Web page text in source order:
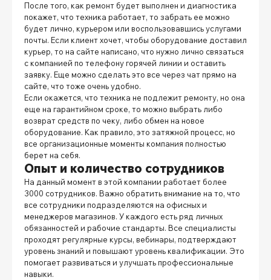
После того, как ремонт будет выполнен и диагностика
покажет, что техника работает, то забрать ее можно
будет лично, курьером или воспользовавшись услугами
почты. Если клиент хочет, чтобы оборудование доставил
курьер, то на сайте написано, что нужно лично связаться
с компанией по телефону горячей линии и оставить
заявку. Еще можно сделать это все через чат прямо на
сайте, что тоже очень удобно.
Если окажется, что техника не подлежит ремонту, но она
еще на гарантийном сроке, то можно выбрать либо
возврат средств по чеку, либо обмен на новое
оборудование. Как правило, это затяжной процесс, но
все организационные моменты компания полностью
берет на себя.
Опыт и количество сотрудников
На данный момент в этой компании работает более
3000 сотрудников. Важно обратить внимание на то, что
все сотрудники подразделяются на офисных и
менеджеров магазинов. У каждого есть ряд личных
обязанностей и рабочие стандарты. Все специалисты
проходят регулярные курсы, вебинары, подтверждают
уровень знаний и повышают уровень квалификации. Это
помогает развиваться и улучшать профессиональные
навыки.